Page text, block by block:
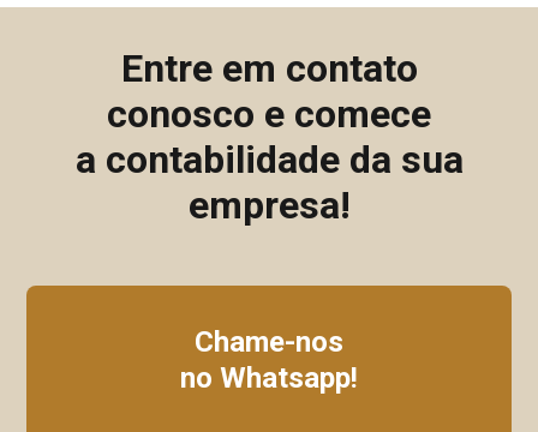
Entre em contato
conosco e comece
a contabilidade da sua
empresa!
Chame-nos
no Whatsapp!